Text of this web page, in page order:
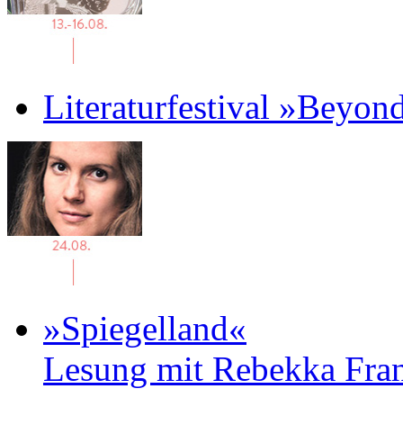
Literaturfestival
»Spiegelland«
Lesung mit Rebekka